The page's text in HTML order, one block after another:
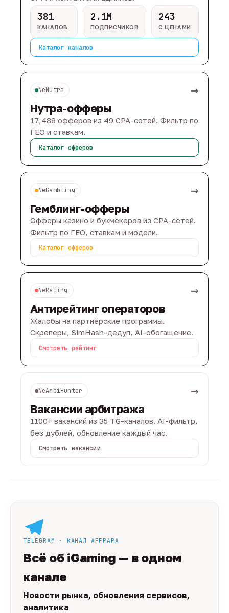
381
КАНАЛОВ
2.1M
ПОДПИСЧИКОВ
243
С ЦЕНАМИ
Каталог каналов
NeNutra →
Нутра-офферы
17,488 офферов из 49 CPA-сетей. Фильтр по
ГЕО и ставкам.
Каталог офферов
NeGambling →
Гемблинг-офферы
Офферы казино и букмекеров из CPA-сетей.
Фильтр по ГЕО, ставкам и модели.
Каталог офферов
NeRating →
Антирейтинг операторов
Жалобы на партнёрские программы.
Скреперы, SimHash-дедуп, AI-обогащение.
Смотреть рейтинг
NeArbiHunter →
Вакансии арбитража
1100+ вакансий из 35 TG-каналов. AI-фильтр,
без дублей, обновление каждый час.
Смотреть вакансии
TELEGRAM · КАНАЛ AFFPAPA
Всё об iGaming — в одном
канале
Новости рынка, обновления сервисов,
аналитика